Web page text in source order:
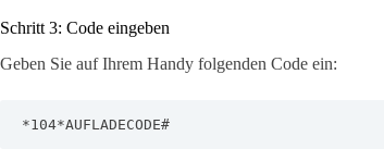
Schritt 3: Code eingeben
Geben Sie auf Ihrem Handy folgenden Code ein:
*104*AUFLADECODE#